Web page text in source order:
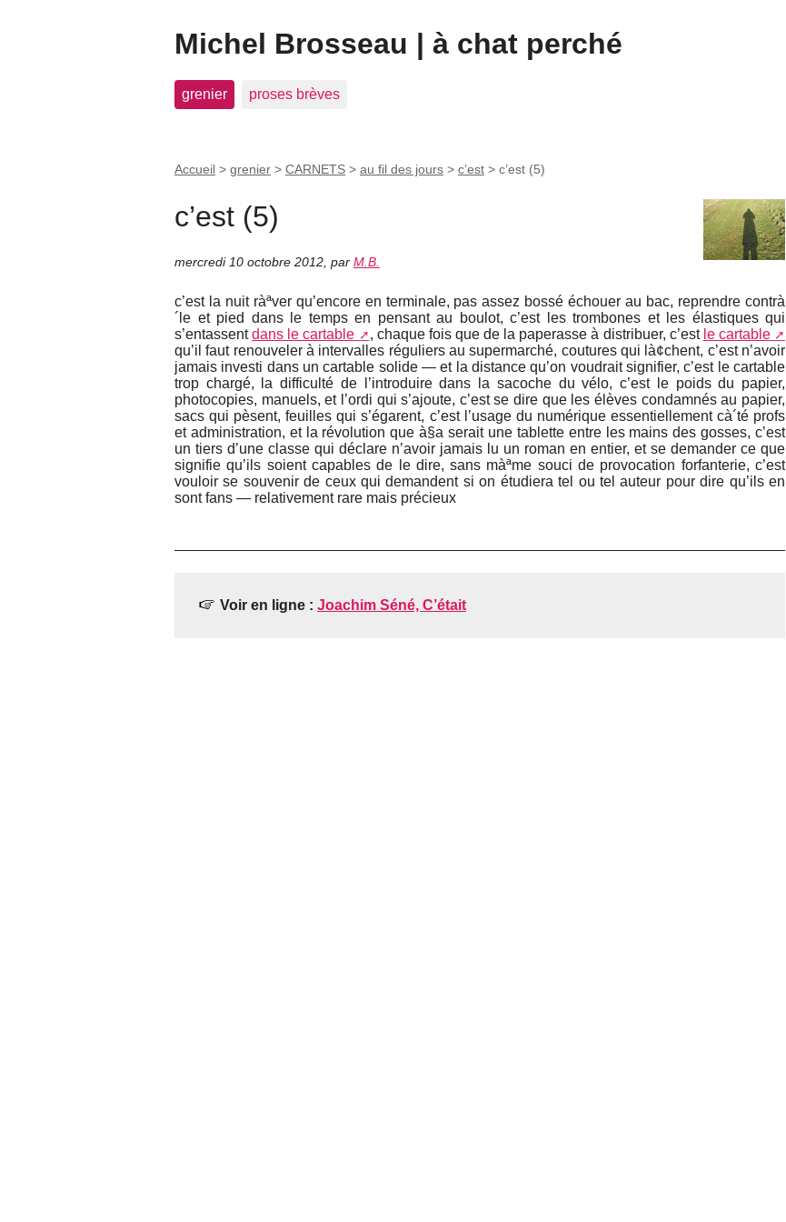
Michel Brosseau | à chat perché
grenier proses brèves
Accueil > grenier > CARNETS > au fil des jours > c’est > c’est (5)
c’est (5)
mercredi 10 octobre 2012 par M.B.
c’est la nuit ràªver qu’encore en terminale, pas assez bossé échouer au bac, reprendre contrà
´le et pied dans le temps en pensant au boulot, c’est les trombones et les élastiques qui
s’entassentdans le cartable , chaque fois que de la paperasse à distribuer, c’est le cartable
qu’il faut renouveler à intervalles réguliers au supermarché, coutures qui là¢chent, c’est n’avoir
jamais investi dans un cartable solide — et la distance qu’on voudrait signifier, c’est le cartable
trop chargé, la difficulté de l’introduire dans la sacoche du vélo, c’est le poids du papier,
photocopies, manuels, et l’ordi qui s’ajoute, c’est se dire que les élèves condamnés au papier,
sacs qui pèsent, feuilles qui s’égarent, c’est l’usage du numérique essentiellement cà´té profs
et administration, et la révolution que à§a serait une tablette entre les mains des gosses, c’est
un tiers d’une classe qui déclare n’avoir jamais lu un roman en entier, et se demander ce que
signifie qu’ils soient capables de le dire, sans màªme souci de provocation forfanterie, c’est
vouloir se souvenir de ceux qui demandent si on étudiera tel ou tel auteur pour dire qu’ils en
sont fans — relativement rare mais précieux
Voir en ligne : Joachim Séné, C’était